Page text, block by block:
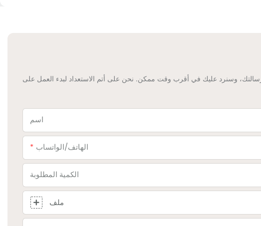
وسنرد عليك في أقرب وقت ممكن. نحن على أتم الاستعداد لبدء العمل على
اسم
الهاتف/الواتساب
الكمية المطلوبة
ملف